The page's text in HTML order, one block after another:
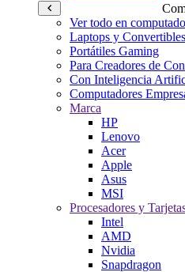
Ver todo en
Laptops y
Portátiles Gaming
Para Creadores de
Con Inteligencia
Computadores
Marca
HP
Lenovo
Acer
Apple
Asus
MSI
Procesadores y
Intel
AMD
Nvidia
Snapdragon